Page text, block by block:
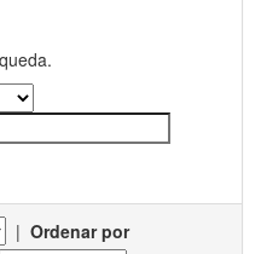
| Ordenar por